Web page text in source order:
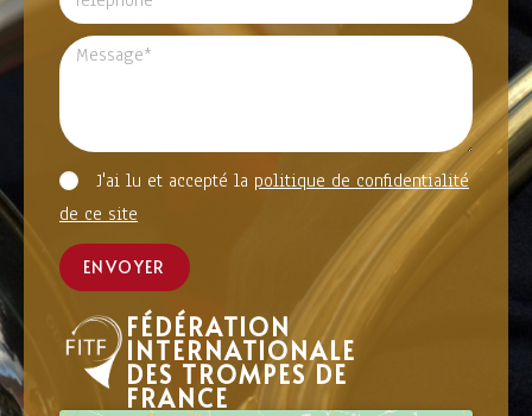
J'ai lu et accepté la politique de confidentialité
de ce site
ENVOYER
FÉDÉRATION
INTERNATIONALE
DES TROMPES DE
FRANCE